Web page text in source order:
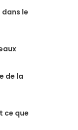
le
de la
ce que